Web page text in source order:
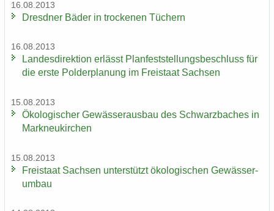
16.08.2013
Dresd­ner Bäder in tro­cke­nen Tü­chern
16.08.2013
Lan­des­di­rek­ti­on er­lässt Plan­fest­stel­lungs­be­schluss für
die erste Pol­der­pla­nung im Frei­staat Sach­sen
15.08.2013
Öko­lo­gi­scher Ge­wäs­ser­aus­bau des Schwarz­ba­ches in
Mark­neu­kir­chen
15.08.2013
Frei­staat Sach­sen un­ter­stützt öko­lo­gi­schen Ge­wäs­ser­
um­bau